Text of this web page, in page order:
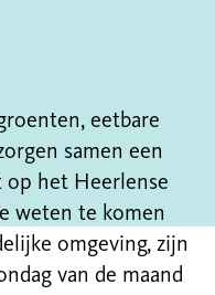
eetbare
samen een
op het Heerlense
weten te komen
omgeving, zijn
van de maand